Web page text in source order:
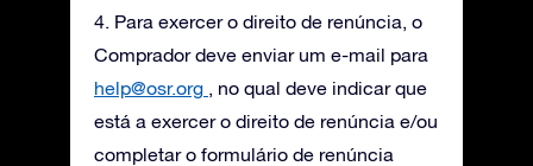
4. Para exercer o direito de renúncia, o
Comprador deve enviar um e-mail para
help@osr.org , no qual deve indicar que
está a exercer o direito de renúncia e/ou
completar o formulário de renúncia